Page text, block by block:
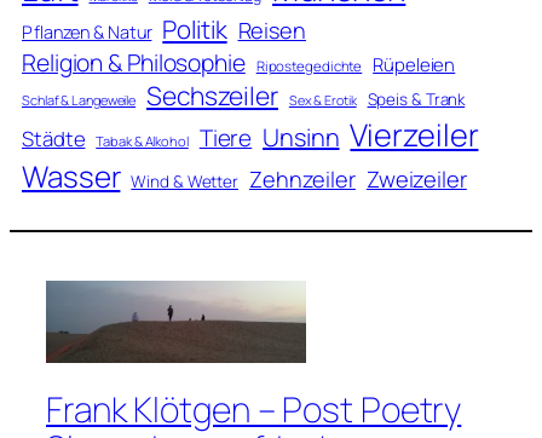
Pflanzen & Natur Politik Reisen
Religion & Philosophie Ripostegedichte Rüpeleien
Schlaf & Langeweile Sechszeiler Sex & Erotik Speis & Trank
Städte Tabak & Alkohol Tiere Unsinn Vierzeiler
Wasser Wind & Wetter Zehnzeiler Zweizeiler
Frank Klötgen – Post Poetry